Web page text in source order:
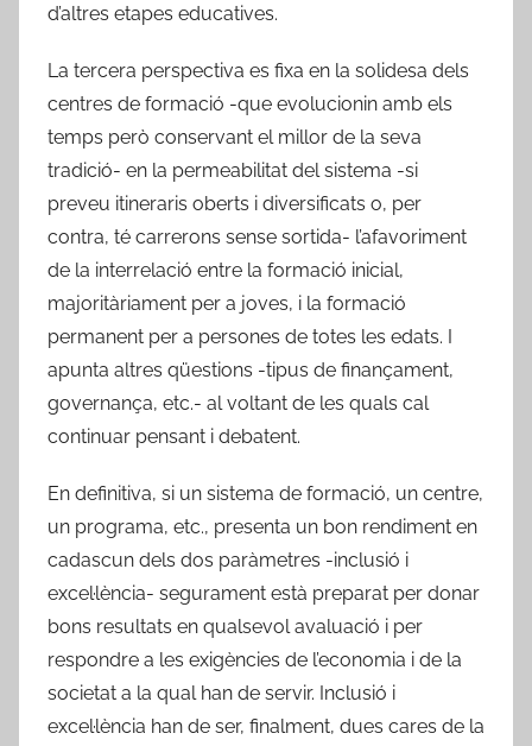
d’altres etapes educatives.
La tercera perspectiva es fixa en la solidesa dels
centres de formació -que evolucionin amb els
temps però conservant el millor de la seva
tradició- en la permeabilitat del sistema -si
preveu itineraris oberts i diversificats o, per
contra, té carrerons sense sortida- l’afavoriment
de la interrelació entre la formació inicial,
majoritàriament per a joves, i la formació
permanent per a persones de totes les edats. I
apunta altres qüestions -tipus de finançament,
governança, etc.- al voltant de les quals cal
continuar pensant i debatent.
En definitiva, si un sistema de formació, un centre,
un programa, etc., presenta un bon rendiment en
cadascun dels dos paràmetres -inclusió i
excel·lència- segurament està preparat per donar
bons resultats en qualsevol avaluació i per
respondre a les exigències de l’economia i de la
societat a la qual han de servir. Inclusió i
excel·lència han de ser, finalment, dues cares de la